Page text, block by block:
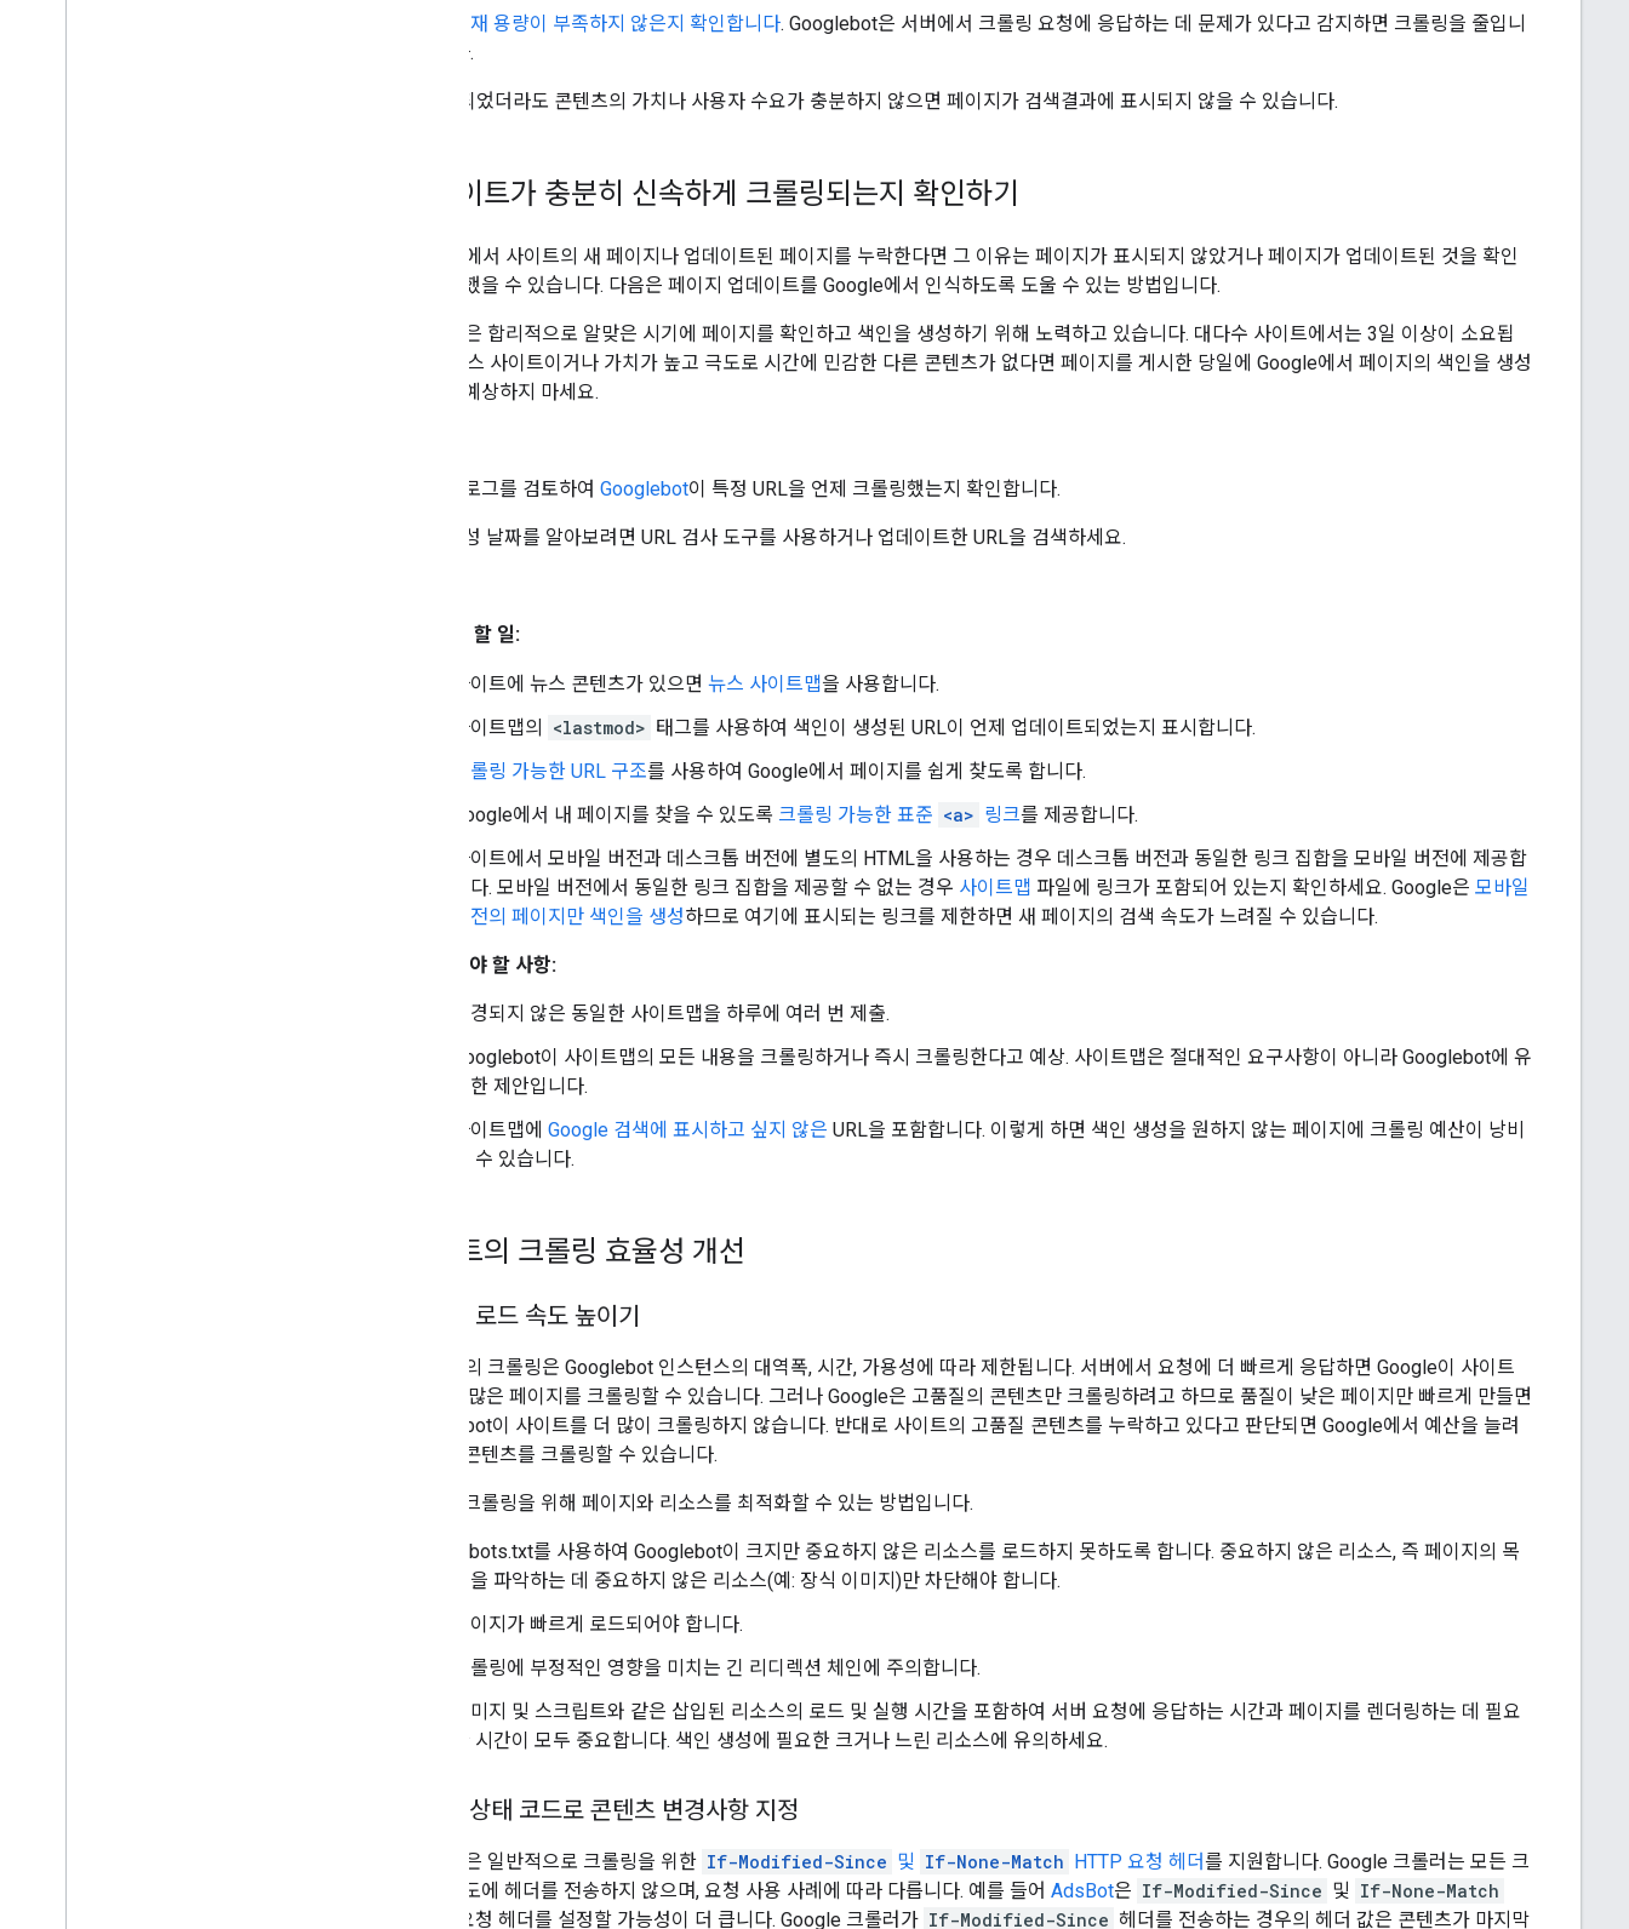
게재 용량이 부족하지 않은지 확인합니다. Googlebot은 서버에서 크롤링 요청에 응답하는 데 문제가 있다고 감지하면 크롤링을 줄입니
다.
크롤링되었더라도 콘텐츠의 가치나 사용자 수요가 충분하지 않으면 페이지가 검색결과에 표시되지 않을 수 있습니다.
업데이트가 충분히 신속하게 크롤링되는지 확인하기
Google에서 사이트의 새 페이지나 업데이트된 페이지를 누락한다면 그 이유는 페이지가 표시되지 않았거나 페이지가 업데이트된 것을 확인
하지 못했을 수 있습니다. 다음은 페이지 업데이트를 Google에서 인식하도록 도울 수 있는 방법입니다.
Google은 합리적으로 알맞은 시기에 페이지를 확인하고 색인을 생성하기 위해 노력하고 있습니다. 대다수 사이트에서는 3일 이상이 소요됩
니다. 뉴스 사이트이거나 가치가 높고 극도로 시간에 민감한 다른 콘텐츠가 없다면 페이지를 게시한 당일에 Google에서 페이지의 색인을 생성
한다고 예상하지 마세요.
사이트 로그를 검토하여 Googlebot이 특정 URL을 언제 크롤링했는지 확인합니다.
색인 생성 날짜를 알아보려면 URL 검사 도구를 사용하거나 업데이트한 URL을 검색하세요.
해야 할 일:
사이트에 뉴스 콘텐츠가 있으면 뉴스 사이트맵을 사용합니다.
사이트맵의
<lastmod> 태그를 사용하여 색인이 생성된 URL이 언제 업데이트되었는지 표시합니다.
크롤링 가능한 URL 구조를 사용하여 Google에서 페이지를 쉽게 찾도록 합니다.
Google에서 내 페이지를 찾을 수 있도록 크롤링 가능한 표준 <a> 링크를 제공합니다.
사이트에서 모바일 버전과 데스크톱 버전에 별도의 HTML을 사용하는 경우 데스크톱 버전과 동일한 링크 집합을 모바일 버전에 제공합
니다. 모바일 버전에서 동일한 링크 집합을 제공할 수 없는 경우 사이트맵 파일에 링크가 포함되어 있는지 확인하세요. Google은 모바일
버전의 페이지만 색인을 생성하므로 여기에 표시되는 링크를 제한하면 새 페이지의 검색 속도가 느려질 수 있습니다.
피해야 할 사항:
변경되지 않은 동일한 사이트맵을 하루에 여러 번 제출.
Googlebot이 사이트맵의 모든 내용을 크롤링하거나 즉시 크롤링한다고 예상. 사이트맵은 절대적인 요구사항이 아니라 Googlebot에 유
용한 제안입니다.
사이트맵에 Google 검색에 표시하고 싶지 않은 URL을 포함합니다. 이렇게 하면 색인 생성을 원하지 않는 페이지에 크롤링 예산이 낭비
될 수 있습니다.
사이트의 크롤링 효율성 개선
페이지 로드 속도 높이기
Google의 크롤링은 Googlebot 인스턴스의 대역폭, 시간, 가용성에 따라 제한됩니다. 서버에서 요청에 더 빠르게 응답하면 Google이 사이트
에서 더 많은 페이지를 크롤링할 수 있습니다. 그러나 Google은 고품질의 콘텐츠만 크롤링하려고 하므로 품질이 낮은 페이지만 빠르게 만들면
Googlebot이 사이트를 더 많이 크롤링하지 않습니다. 반대로 사이트의 고품질 콘텐츠를 누락하고 있다고 판단되면 Google에서 예산을 늘려
고품질 콘텐츠를 크롤링할 수 있습니다.
다음은 크롤링을 위해 페이지와 리소스를 최적화할 수 있는 방법입니다.
robots.txt를 사용하여 Googlebot이 크지만 중요하지 않은 리소스를 로드하지 못하도록 합니다. 중요하지 않은 리소스, 즉 페이지의 목
적을 파악하는 데 중요하지 않은 리소스(예: 장식 이미지)만 차단해야 합니다.
페이지가 빠르게 로드되어야 합니다.
크롤링에 부정적인 영향을 미치는 긴 리디렉션 체인에 주의합니다.
이미지 및 스크립트와 같은 삽입된 리소스의 로드 및 실행 시간을 포함하여 서버 요청에 응답하는 시간과 페이지를 렌더링하는 데 필요
한 시간이 모두 중요합니다. 색인 생성에 필요한 크거나 느린 리소스에 유의하세요.
HTTP 상태 코드로 콘텐츠 변경사항 지정
Google은 일반적으로 크롤링을 위한 If-Modified-Since 및 If-None-Match HTTP 요청 헤더를 지원합니다. Google 크롤러는 모든 크
롤링 시도에 헤더를 전송하지 않으며, 요청 사용 사례에 따라 다릅니다. 예를 들어 AdsBot은 If-Modified-Since 및 If-None-Match
HTTP 요청 헤더를 설정할 가능성이 더 큽니다. Google 크롤러가 If-Modified-Since 헤더를 전송하는 경우의 헤더 값은 콘텐츠가 마지막